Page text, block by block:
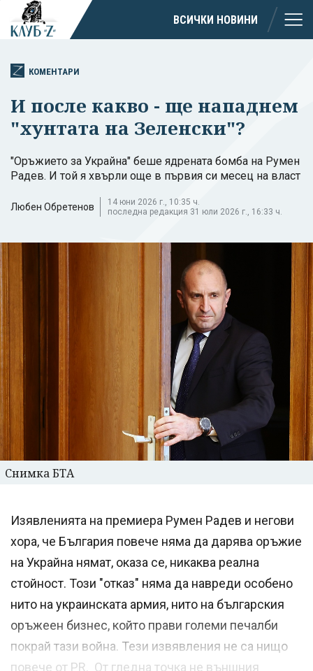
ВСИЧКИ НОВИНИ
КОМЕНТАРИ
И после какво - ще нападнем
"хунтата на Зеленски"?
"Оръжието за Украйна" беше ядрената бомба на Румен
Радев. И той я хвърли още в първия си месец на власт
Любен Обретенов
14 юни 2026 г., 10:35 ч.
последна редакция 31 юли 2026 г., 16:33 ч.
Снимка БТА
Изявленията на премиера Румен Радев и негови
хора, че България повече няма да дарява оръжие
на Украйна нямат, оказа се, никаква реална
стойност. Този "отказ" няма да навреди особено
нито на украинската армия, нито на българския
оръжеен бизнес, който прави големи печалби
покрай тази война. Тези извявления не са нищо
повече от PR. От гледна точка не външния